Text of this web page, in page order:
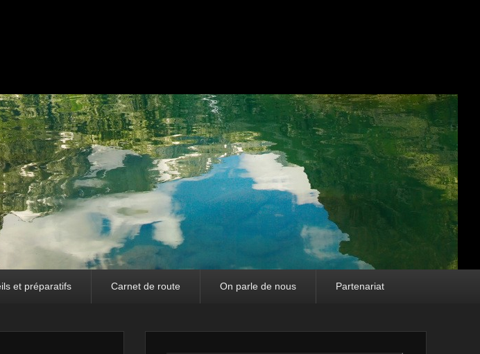
et préparatifs Carnet de route On parle de nous Partenariat